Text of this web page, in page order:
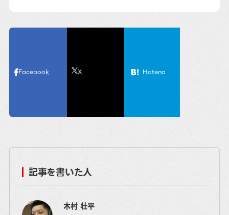
Facebook X Hatena
記事を書いた人
木村 壮平